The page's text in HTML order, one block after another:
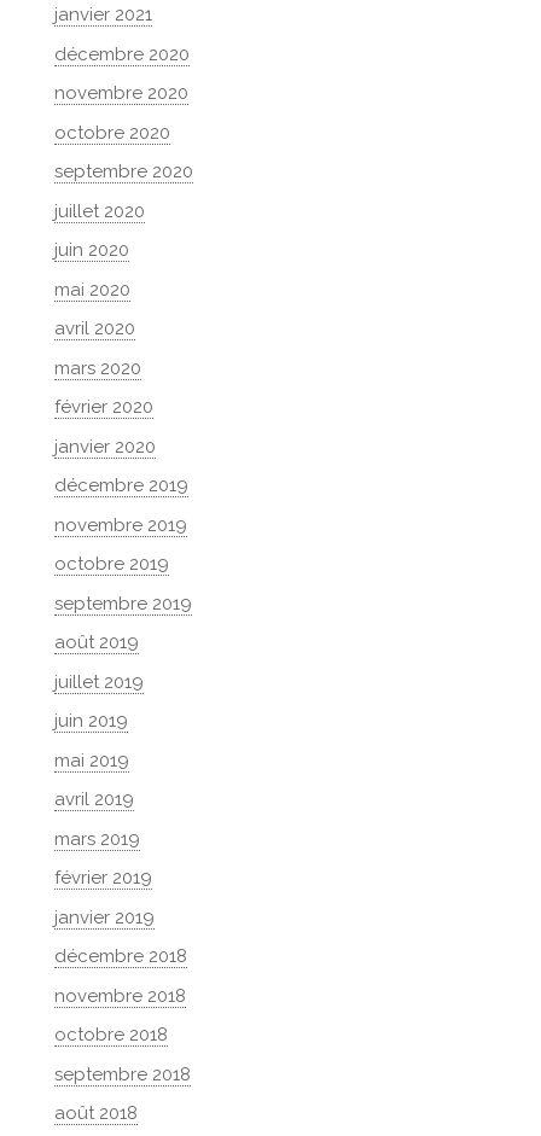
janvier 2021
décembre 2020
novembre 2020
octobre 2020
septembre 2020
juillet 2020
juin 2020
mai 2020
avril 2020
mars 2020
février 2020
janvier 2020
décembre 2019
novembre 2019
octobre 2019
septembre 2019
août 2019
juillet 2019
juin 2019
mai 2019
avril 2019
mars 2019
février 2019
janvier 2019
décembre 2018
novembre 2018
octobre 2018
septembre 2018
août 2018